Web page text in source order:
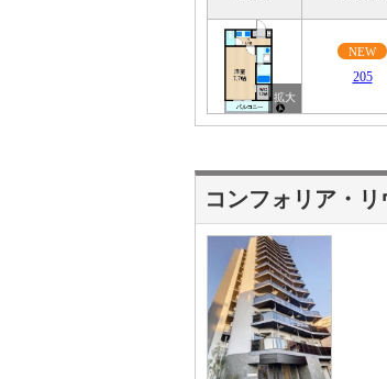
NEW
205
コンフォリア・